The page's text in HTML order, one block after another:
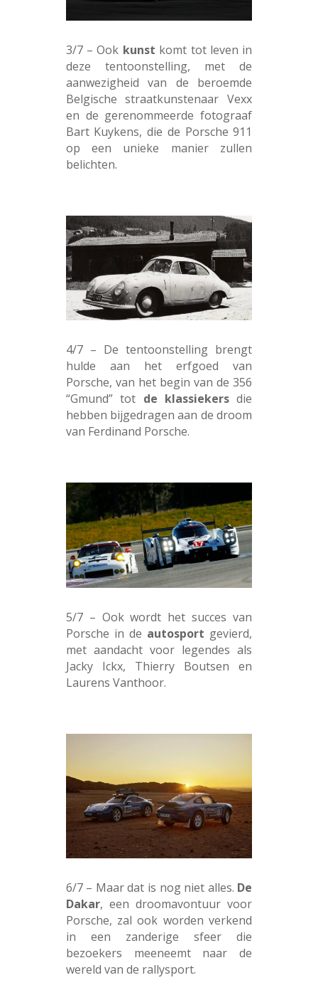
3/7 – Ook kunst komt tot leven in
deze tentoonstelling, met de
aanwezigheid van de beroemde
Belgische straatkunstenaar Vexx
en de gerenommeerde fotograaf
Bart Kuykens, die de Porsche 911
op een unieke manier zullen
belichten.
4/7 – De tentoonstelling brengt
hulde aan het erfgoed van
Porsche, van het begin van de 356
“Gmund” tot de klassiekersdie
hebben bijgedragen aan de droom
van Ferdinand Porsche.
5/7 – Ook wordt het succes van
Porsche in de autosport gevierd,
met aandacht voor legendes als
Jacky Ickx, Thierry Boutsen en
Laurens Vanthoor.
6/7 – Maar dat is nog niet alles. De
Dakar, een droomavontuur voor
Porsche, zal ook worden verkend
in een zanderige sfeer die
bezoekers meeneemt naar de
wereld van de rallysport.